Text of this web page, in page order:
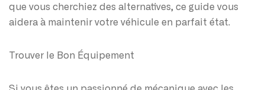
que vous cherchiez des alternatives, ce guide vous
aidera à maintenir votre véhicule en parfait état.
Trouver le Bon Équipement